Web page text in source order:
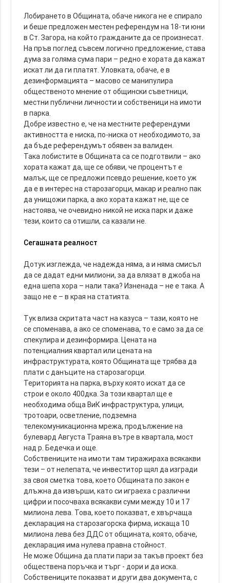
Лобирането в Общината, обаче никога не е спирало
и беше предложен местен референдум на 18-ти юни
в Ст. Загора, на който гражданите да се произнесат.
На пръв поглед съвсем логично предложение, става
дума за голяма сума пари – редно е хората да кажат
искат ли да ги платят. Уловката, обаче, е в
дезинформацията – масово се манипулира
общественото мнение от общински съветници,
местни публични личности и собственици на имоти
в парка.
Добре известно е, че на местните референдуми
активността е ниска, по-ниска от необходимото, за
да бъде референдумът обявен за валиден.
Така лобистите в Общината са се подготвили – ако
хората кажат да, ще се обяви, че процентът е
малък, ще се предложи псевдо решение, което уж
да е в интерес на старозагорци, макар и реално пак
да унищожи парка, а ако хората кажат не, ще се
настоява, че очевидно никой не иска парк и даже
тези, които са отишли, са казали не.
Сегашната реалност
Дотук изглежда, че надежда няма, а и няма смисъл
да се дадат едни милиони, за да влязат в джоба на
една шепа хора – нали така? Изненада – не е така. А
защо не е – в края на статията.
Тук влиза скритата част на казуса – тази, която не
се споменава, а ако се споменава, то е само за да се
спекулира и дезинформира. Цената на
потенциалния квартал или цената на
инфраструктурата, която Общината ще трябва да
плати с данъците на старозагорци.
Територията на парка, върху която искат да се
строи е около 400дка. За този квартал ще е
необходима обща ВиК инфраструктура, улици,
тротоари, осветление, подземна
телекомуникационна мрежа, продължение на
булевард Августа Траяна вътре в квартала, мост
над р. Бедечка и още.
Собствениците на имоти там тиражираха всякакви
тези – от нелепата, че инвеститор щял да изгради
за своя сметка това, което Общината по закон е
длъжна да извърши, като си играеха с различни
цифри и посочваха всякакви суми между 10 и 17
милиона лева. Това, което показват, е хвърчаща
декларация на старозагорска фирма, искаща 10
милиона лева без ДДС от общината, която, обаче,
декларация има нулева правна стойност.
Не може Община да плати пари за такъв проект без
обществена поръчка и търг - дори и да иска.
Собствениците показват и други два документа, с